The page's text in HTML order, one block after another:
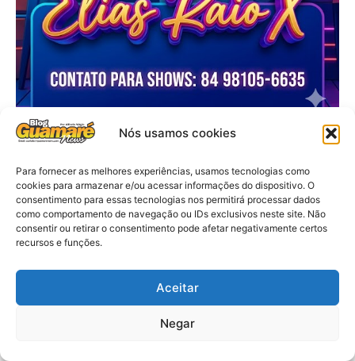
Nós usamos cookies
Para fornecer as melhores experiências, usamos tecnologias como
cookies para armazenar e/ou acessar informações do dispositivo. O
consentimento para essas tecnologias nos permitirá processar dados
como comportamento de navegação ou IDs exclusivos neste site. Não
consentir ou retirar o consentimento pode afetar negativamente certos
recursos e funções.
Aceitar
Negar